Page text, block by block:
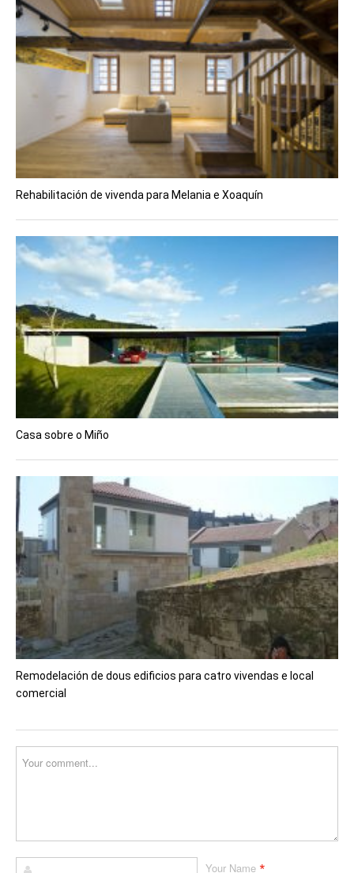
Rehabilitación de vivenda para Melania e Xoaquín
Casa sobre o Miño
Remodelación de dous edificios para catro vivendas e local
comercial
Your Name